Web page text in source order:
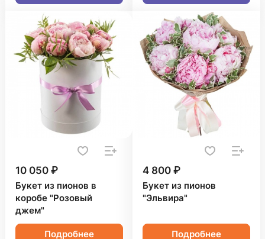
10 050 ₽
Букет из пионов в
коробе "Розовый
джем"
Подробнее
4 800 ₽
Букет из пионов
"Эльвира"
Подробнее